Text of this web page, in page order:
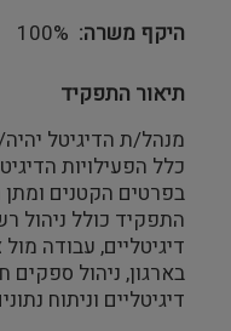
היקף משרה 100%
תיאור התפקיד
מנהל/ת הדיגיטל
כלל הפעילויות
בפרטים הקטנים
התפקיד כולל ניהול
דיגיטליים, עבודה
בארגון, ניהול ספקים
דיגיטליים וניתוח